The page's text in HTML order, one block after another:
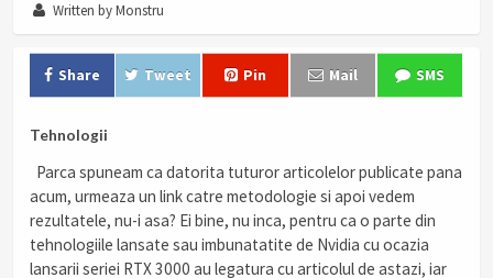
Written by Monstru
Share Tweet Pin Mail SMS
Tehnologii
Parca spuneam ca datorita tuturor articolelor publicate pana
acum, urmeaza un link catre metodologie si apoi vedem
rezultatele, nu-i asa? Ei bine, nu inca, pentru ca o parte din
tehnologiile lansate sau imbunatatite de Nvidia cu ocazia
lansarii seriei RTX 3000 au legatura cu articolul de astazi, iar